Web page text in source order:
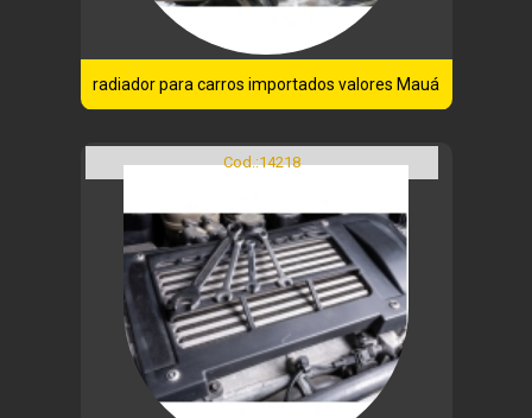
radiador para carros importados valores Mauá
Cod.:14218